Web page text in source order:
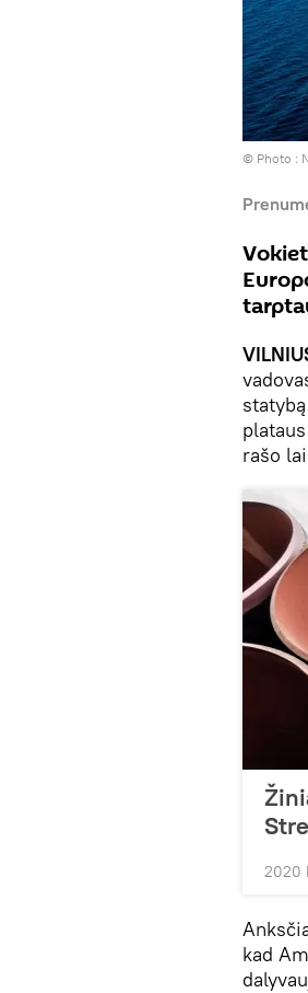
© Photo :
rašo
2020
kad